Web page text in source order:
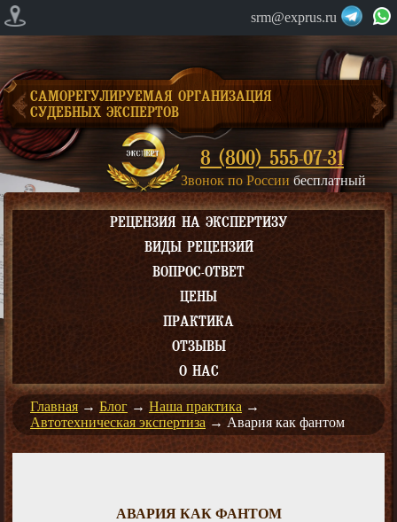
srm@exprus.ru
САМОРЕГУЛИРУЕМАЯ ОРГАНИЗАЦИЯ
СУДЕБНЫХ ЭКСПЕРТОВ
8 (800) 555-07-31
Звонок по России бесплатный
РЕЦЕНЗИЯ НА ЭКСПЕРТИЗУ
ВИДЫ РЕЦЕНЗИЙ
ВОПРОС-ОТВЕТ
ЦЕНЫ
ПРАКТИКА
ОТЗЫВЫ
О НАС
Главная → Блог → Наша практика →
Автотехническая экспертиза → Авария как фантом
АВАРИЯ КАК ФАНТОМ